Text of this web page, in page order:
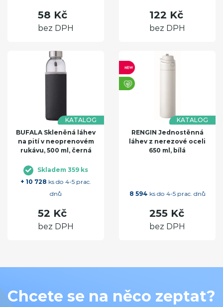
58 Kč
bez DPH
122 Kč
bez DPH
KATALOG
BUFALA Skleněná láhev
na pití v neoprenovém
rukávu, 500 ml, černá
Skladem 359 ks
+ 10 728 ks do 4-5 prac.
dnů
52 Kč
bez DPH
KATALOG
RENGIN Jednostěnná
láhev z nerezové oceli
650 ml, bílá
8 594 ks do 4-5 prac. dnů
255 Kč
bez DPH
Chcete se na něco zeptat?